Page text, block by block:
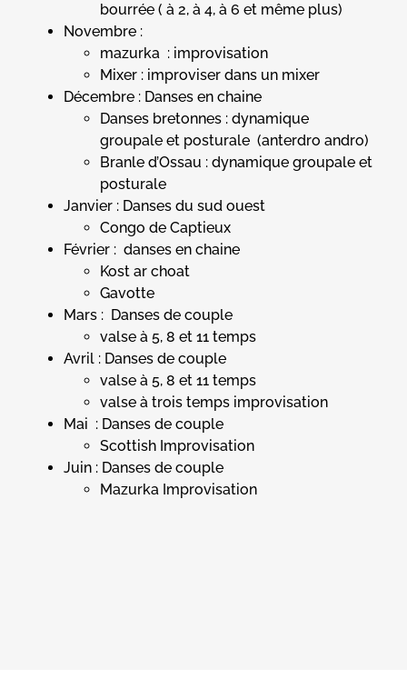
bourrée ( à 2, à 4, à 6 et même plus)
Novembre :
mazurka : improvisation
Mixer : improviser dans un mixer
Décembre : Danses en chaine
Danses bretonnes : dynamique
groupale et posturale (anterdro andro)
Branle d’Ossau : dynamique groupale et
posturale
Janvier : Danses du sud ouest
Congo de Captieux
Février : danses en chaine
Kost ar choat
Gavotte
Mars : Danses de couple
valse à 5, 8 et 11 temps
Avril : Danses de couple
valse à 5, 8 et 11 temps
valse à trois temps improvisation
Mai : Danses de couple
Scottish Improvisation
Juin : Danses de couple
Mazurka Improvisation